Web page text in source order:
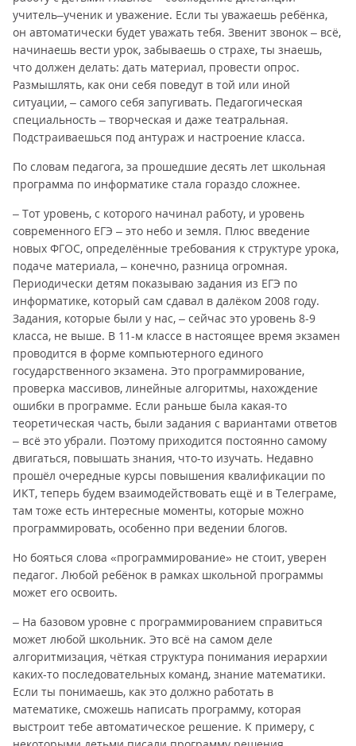
учитель–ученик и уважение. Если ты уважаешь ребёнка,
он автоматически будет уважать тебя. Звенит звонок – всё,
начинаешь вести урок, забываешь о страхе, ты знаешь,
что должен делать: дать материал, провести опрос.
Размышлять, как они себя поведут в той или иной
ситуации, – самого себя запугивать. Педагогическая
специальность – творческая и даже театральная.
Подстраиваешься под антураж и настроение класса.
По словам педагога, за прошедшие десять лет школьная
программа по информатике стала гораздо сложнее.
– Тот уровень, с которого начинал работу, и уровень
современного ЕГЭ – это небо и земля. Плюс введение
новых ФГОС, определённые требования к структуре урока,
подаче материала, – конечно, разница огромная.
Периодически детям показываю задания из ЕГЭ по
информатике, который сам сдавал в далёком 2008 году.
Задания, которые были у нас, – сейчас это уровень 8-9
класса, не выше. В 11-м классе в настоящее время экзамен
проводится в форме компьютерного единого
государственного экзамена. Это программирование,
проверка массивов, линейные алгоритмы, нахождение
ошибки в программе. Если раньше была какая-то
теоретическая часть, были задания с вариантами ответов
– всё это убрали. Поэтому приходится постоянно самому
двигаться, повышать знания, что-то изучать. Недавно
прошёл очередные курсы повышения квалификации по
ИКТ, теперь будем взаимодействовать ещё и в Телеграме,
там тоже есть интересные моменты, которые можно
программировать, особенно при ведении блогов.
Но бояться слова «программирование» не стоит, уверен
педагог. Любой ребёнок в рамках школьной программы
может его освоить.
– На базовом уровне с программированием справиться
может любой школьник. Это всё на самом деле
алгоритмизация, чёткая структура понимания иерархии
каких-то последовательных команд, знание математики.
Если ты понимаешь, как это должно работать в
математике, сможешь написать программу, которая
выстроит тебе автоматическое решение. К примеру, с